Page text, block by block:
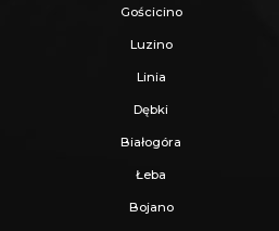
Gościcino
Luzino
Linia
Dębki
Białogóra
Łeba
Bojano